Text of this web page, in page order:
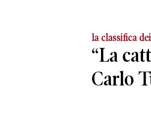
la classifica
“La
Carlo